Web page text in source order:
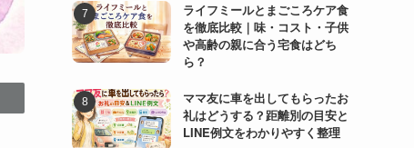
ライフミールとまごころケア食
を徹底比較｜味・コスト・子供
や高齢の親に合う宅食はどち
ら？
ママ友に車を出してもらったお
礼はどうする？距離別の目安と
LINE例文をわかりやすく整理